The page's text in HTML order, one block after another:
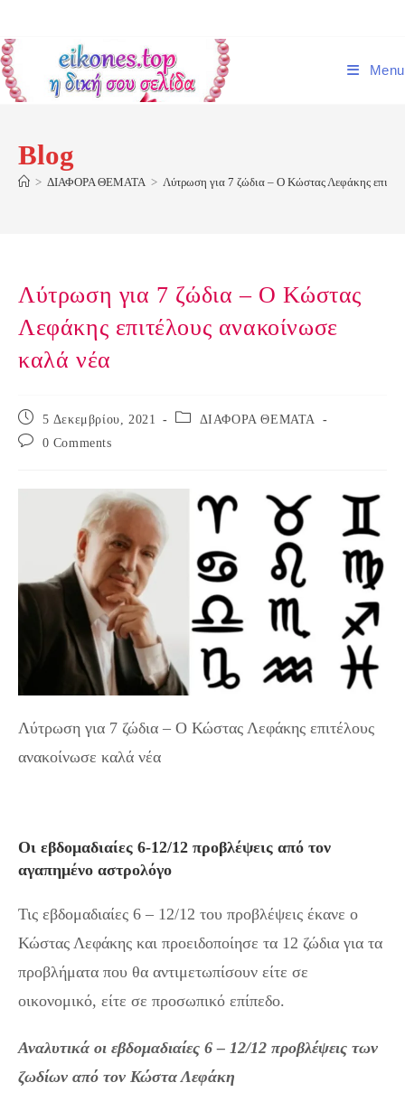
content
Menu
Blog
> ΔΙΑΦΟΡΑ ΘΕΜΑΤΑ > Λύτρωση για 7 ζώδια – Ο Κώστας Λεφάκης
Λύτρωση για 7 ζώδια – Ο Κώστας
Λεφάκης επιτέλους ανακοίνωσε
καλά νέα
Post
published:
5 Δεκεμβρίου, 2021
Post
ΔΙΑΦΟΡΑ ΘΕΜΑΤΑ
Post
0 Comments
Λύτρωση για 7 ζώδια – Ο Κώστας Λεφάκης επιτέλους
ανακοίνωσε καλά νέα
Οι εβδομαδιαίες 6-12/12 προβλέψεις από τον
αγαπημένο αστρολόγο
Τις εβδομαδιαίες 6 – 12/12 του προβλέψεις έκανε ο
Κώστας Λεφάκης και προειδοποίησε τα 12 ζώδια για τα
προβλήματα που θα αντιμετωπίσουν είτε σε
οικονομικό, είτε σε προσωπικό επίπεδο.
Αναλυτικά οι εβδομαδιαίες 6 – 12/12 προβλέψεις των
ζωδίων από τον Κώστα Λεφάκη